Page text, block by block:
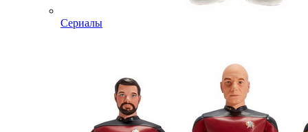
Сериалы